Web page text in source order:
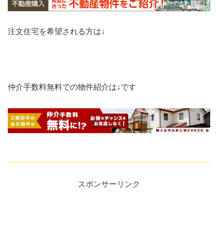
注文住宅を希望される方は↓
仲介手数料無料での物件紹介は↓です
スポンサーリンク